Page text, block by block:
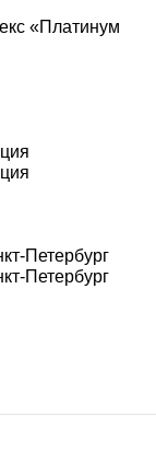
«Платинум
Петербург
Петербург